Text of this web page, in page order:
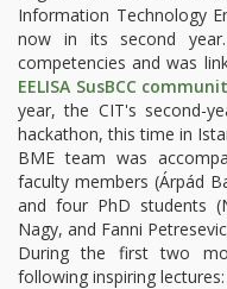
Information Technology
now in its second
competencies and was
EELISA SusBCC
year, the CIT's second-
hackathon, this time in
BME team was
faculty members (Árpád
and four PhD students
Nagy, and Fanni
During the first two
following inspiring lectures: